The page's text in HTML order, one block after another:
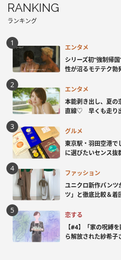
RANKING
ランキング
エンタメ
シリーズ初“強制帰
性が沼るモテテク勃
エンタメ
本能剥き出し、夏
直線♡ 早くも走り
グルメ
東京駅・羽田空港
に選びたいセンス抜
ファッション
ユニクロ新作パン
ツ」と徹底比較＆着
恋する
【#4】「家の呪縛
ら解放された紗希子